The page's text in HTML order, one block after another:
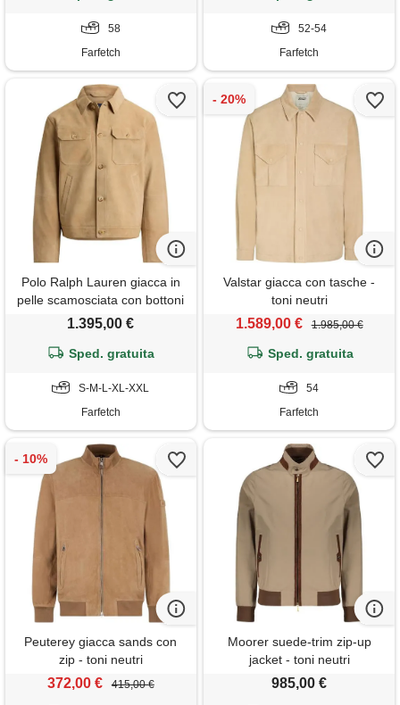
58
Farfetch
52-54
Farfetch
Polo Ralph Lauren giacca in
pelle scamosciata con bottoni
- toni neutri
1.395,00 €
Sped. gratuita
S-M-L-XL-XXL
Farfetch
Valstar giacca con tasche -
toni neutri
1.589,00 € 1.985,00 €
Sped. gratuita
54
Farfetch
Peuterey giacca sands con
zip - toni neutri
372,00 € 415,00 €
Moorer suede-trim zip-up
jacket - toni neutri
985,00 €